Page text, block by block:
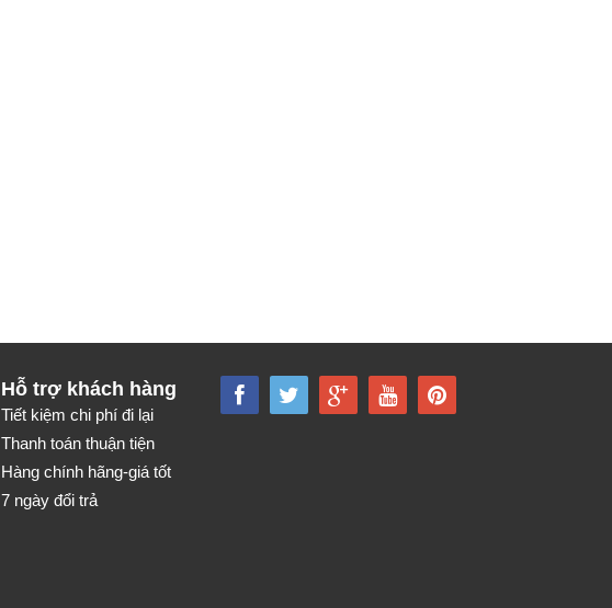
Hỗ trợ khách hàng
Tiết kiệm chi phí đi lại
Thanh toán thuận tiện
Hàng chính hãng-giá tốt
7 ngày đổi trả